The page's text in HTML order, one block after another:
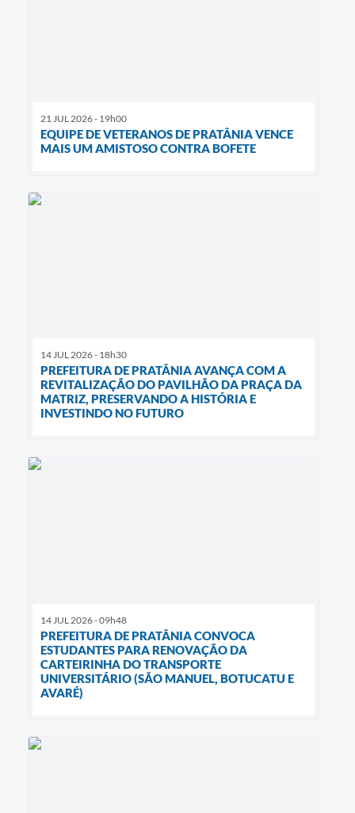
21 JUL 2026 - 19h00
EQUIPE DE VETERANOS DE PRATÂNIA VENCE
MAIS UM AMISTOSO CONTRA BOFETE
14 JUL 2026 - 18h30
PREFEITURA DE PRATÂNIA AVANÇA COM A
REVITALIZAÇÃO DO PAVILHÃO DA PRAÇA DA
MATRIZ, PRESERVANDO A HISTÓRIA E
INVESTINDO NO FUTURO
14 JUL 2026 - 09h48
PREFEITURA DE PRATÂNIA CONVOCA
ESTUDANTES PARA RENOVAÇÃO DA
CARTEIRINHA DO TRANSPORTE
UNIVERSITÁRIO (SÃO MANUEL, BOTUCATU E
AVARÉ)